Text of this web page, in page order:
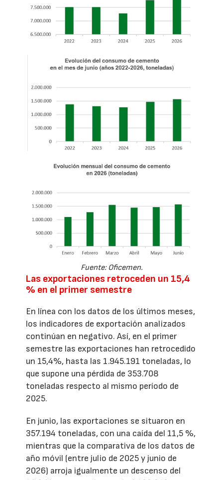
Fuente: Oficemen.
Las exportaciones retroceden un 15,4
% en el primer semestre
En línea con los datos de los últimos meses,
los indicadores de exportación analizados
continúan en negativo. Así, en el primer
semestre las exportaciones han retrocedido
un 15,4%, hasta las 1.945.191 toneladas, lo
que supone una pérdida de 353.708
toneladas respecto al mismo período de
2025.
En junio, las exportaciones se situaron en
357.194 toneladas, con una caída del 11,5 %,
mientras que la comparativa de los datos de
año móvil (entre julio de 2025 y junio de
2026) arroja igualmente un descenso del